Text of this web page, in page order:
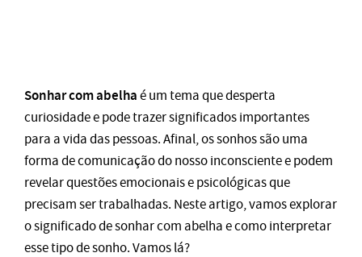
Sonhar com abelhaé um tema que desperta
curiosidade e pode trazer significados importantes
para a vida das pessoas. Afinal, os sonhos são uma
forma de comunicação do nosso inconsciente e podem
revelar questões emocionais e psicológicas que
precisam ser trabalhadas. Neste artigo, vamos explorar
o significado de sonhar com abelha e como interpretar
esse tipo de sonho. Vamos lá?